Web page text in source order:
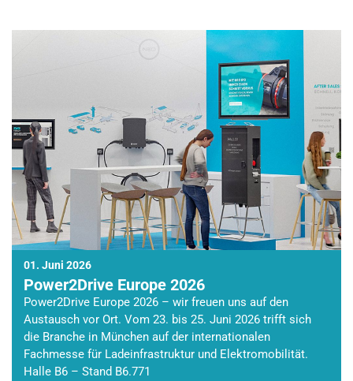
01. Juni 2026
Power2Drive Europe 2026
Power2Drive Europe 2026 – wir freuen uns auf den
Austausch vor Ort. Vom 23. bis 25. Juni 2026 trifft sich
die Branche in München auf der internationalen
Fachmesse für Ladeinfrastruktur und Elektromobilität.
Halle B6 – Stand B6.771